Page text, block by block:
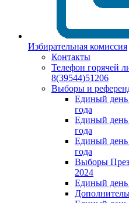
Избирательная комиссия
Контакты
Телефон горячей
8(39544)51206
Выборы и
Единый день
года
Единый день
года
Единый день
года
Выборы
2024
Единый день